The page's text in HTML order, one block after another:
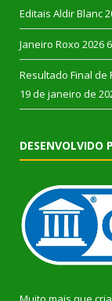
Editais Aldir Blanc
Janeiro Roxo 2026
Resultado Final de
19 de janeiro de
DESENVOLVIDO